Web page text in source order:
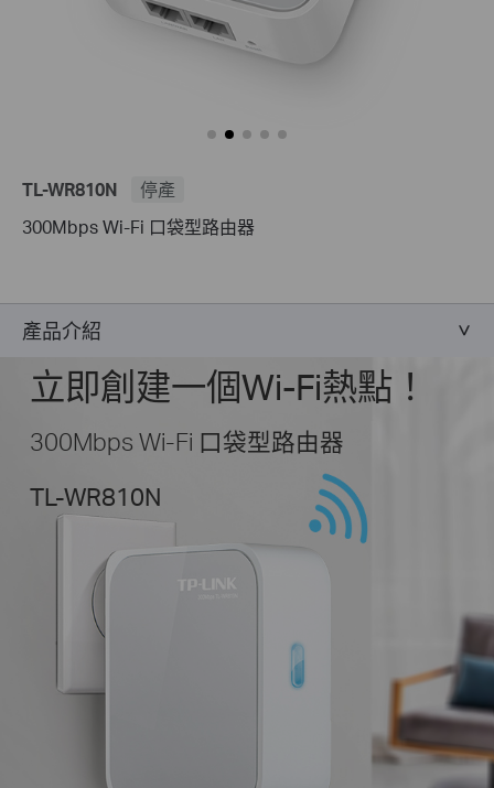
TL-WR810N
停產
300Mbps Wi-Fi 口袋型路由器
產品介紹
立即創建一個Wi-Fi熱點！
300Mbps Wi-Fi 口袋型路由器
TL-WR810N